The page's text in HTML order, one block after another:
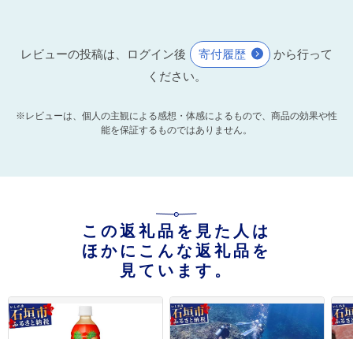
レビューの投稿は、ログイン後 寄付履歴
から行って
ください。
※レビューは、個人の主観による感想・体感によるもので、商品の効果や性
能を保証するものではありません。
この返礼品を見た人は
ほかにこんな返礼品を
見ています。